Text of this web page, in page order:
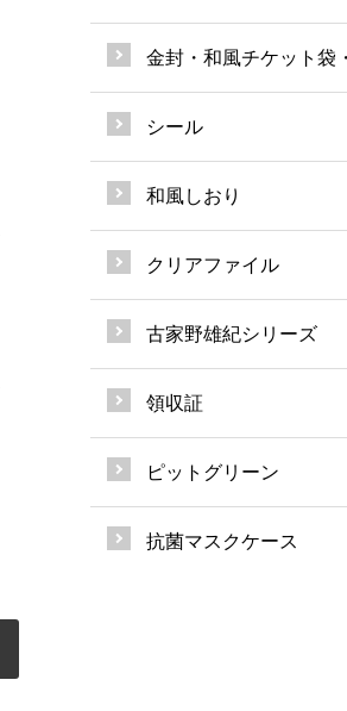
金封・和風チケット袋
シール
和風しおり
クリアファイル
古家野雄紀シリーズ
領収証
ピットグリーン
抗菌マスクケース